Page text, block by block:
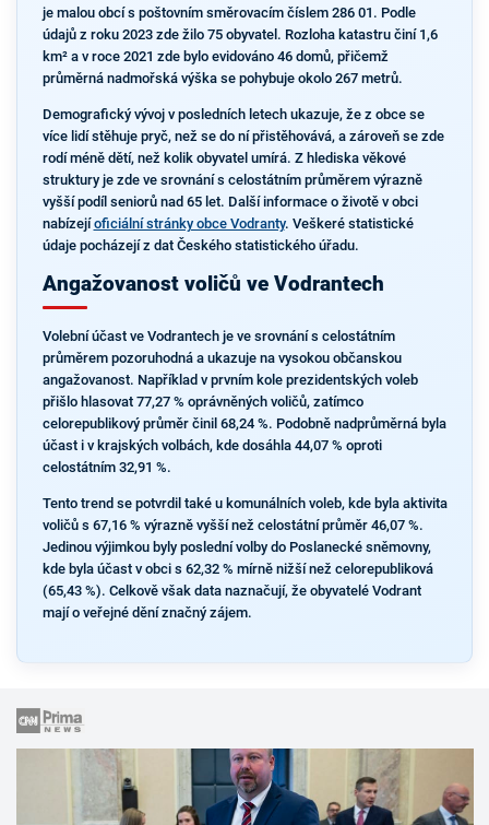
je malou obcí s poštovním směrovacím číslem 286 01. Podle
údajů z roku 2023 zde žilo 75 obyvatel. Rozloha katastru činí 1,6
km² a v roce 2021 zde bylo evidováno 46 domů, přičemž
průměrná nadmořská výška se pohybuje okolo 267 metrů.
Demografický vývoj v posledních letech ukazuje, že z obce se
více lidí stěhuje pryč, než se do ní přistěhovává, a zároveň se zde
rodí méně dětí, než kolik obyvatel umírá. Z hlediska věkové
struktury je zde ve srovnání s celostátním průměrem výrazně
vyšší podíl seniorů nad 65 let. Další informace o životě v obci
nabízejíoficiální stránky obce Vodranty. Veškeré statistické
údaje pocházejí z dat Českého statistického úřadu.
Angažovanost voličů ve Vodrantech
Volební účast ve Vodrantech je ve srovnání s celostátním
průměrem pozoruhodná a ukazuje na vysokou občanskou
angažovanost. Například v prvním kole prezidentských voleb
přišlo hlasovat 77,27 % oprávněných voličů, zatímco
celorepublikový průměr činil 68,24 %. Podobně nadprůměrná byla
účast i v krajských volbách, kde dosáhla 44,07 % oproti
celostátním 32,91 %.
Tento trend se potvrdil také u komunálních voleb, kde byla aktivita
voličů s 67,16 % výrazně vyšší než celostátní průměr 46,07 %.
Jedinou výjimkou byly poslední volby do Poslanecké sněmovny,
kde byla účast v obci s 62,32 % mírně nižší než celorepubliková
(65,43 %). Celkově však data naznačují, že obyvatelé Vodrant
mají o veřejné dění značný zájem.